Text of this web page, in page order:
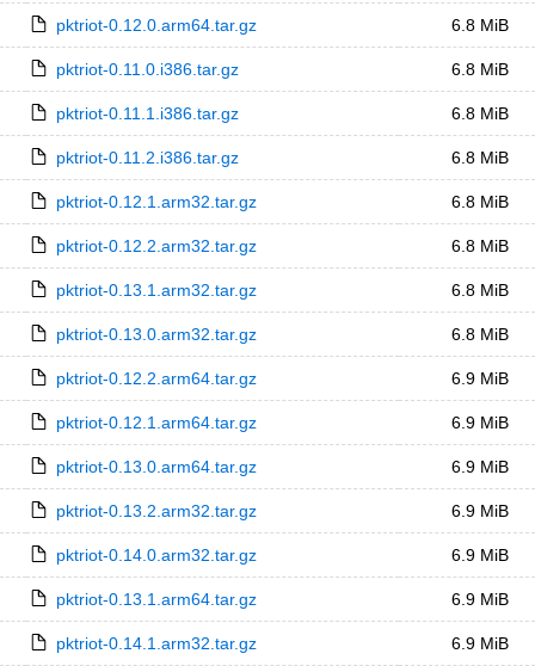
pktriot-0.12.0.arm64.tar.gz 6.8 MiB
pktriot-0.11.0.i386.tar.gz 6.8 MiB
pktriot-0.11.1.i386.tar.gz 6.8 MiB
pktriot-0.11.2.i386.tar.gz 6.8 MiB
pktriot-0.12.1.arm32.tar.gz 6.8 MiB
pktriot-0.12.2.arm32.tar.gz 6.8 MiB
pktriot-0.13.1.arm32.tar.gz 6.8 MiB
pktriot-0.13.0.arm32.tar.gz 6.8 MiB
pktriot-0.12.2.arm64.tar.gz 6.9 MiB
pktriot-0.12.1.arm64.tar.gz 6.9 MiB
pktriot-0.13.0.arm64.tar.gz 6.9 MiB
pktriot-0.13.2.arm32.tar.gz 6.9 MiB
pktriot-0.14.0.arm32.tar.gz 6.9 MiB
pktriot-0.13.1.arm64.tar.gz 6.9 MiB
pktriot-0.14.1.arm32.tar.gz 6.9 MiB